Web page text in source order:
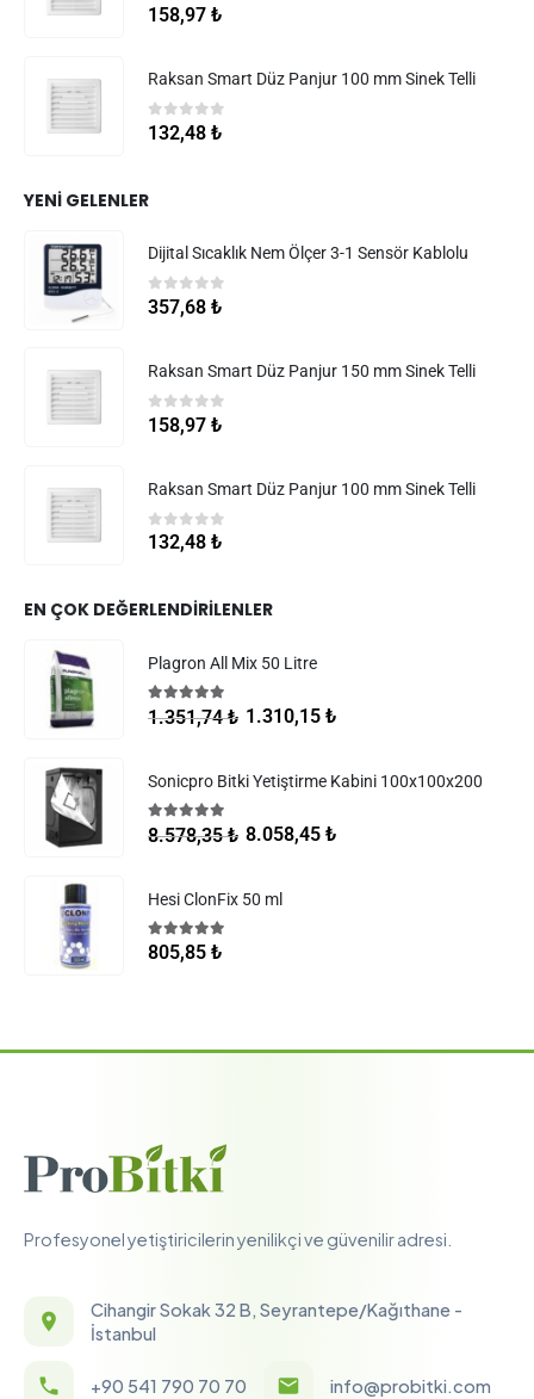
0 5 üzerinden
158,97 ₺
Raksan Smart Düz Panjur 100 mm Sinek Telli
05 üzerinden
132,48 ₺
YENI GELENLER
Dijital Sıcaklık Nem Ölçer 3-1 Sensör Kablolu
05 üzerinden
357,68 ₺
Raksan Smart Düz Panjur 150 mm Sinek Telli
0 5 üzerinden
158,97 ₺
Raksan Smart Düz Panjur 100 mm Sinek Telli
05 üzerinden
132,48 ₺
EN ÇOK DEĞERLENDIRILENLER
Plagron All Mix 50 Litre
5.005 üzerinden
1.351,74₺ 1.310,15 ₺
Sonicpro Bitki Yetiştirme Kabini 100x100x200
5.005 üzerinden
8.578,35₺ 8.058,45 ₺
Hesi ClonFix 50 ml
5.00 5 üzerinden
805,85 ₺
Profesyonel yetiştiricilerin yenilikçi ve güvenilir adresi.
Cihangir Sokak 32 B, Seyrantepe/Kağıthane -
İstanbul
+90 541 790 70 70 info@probitki.com